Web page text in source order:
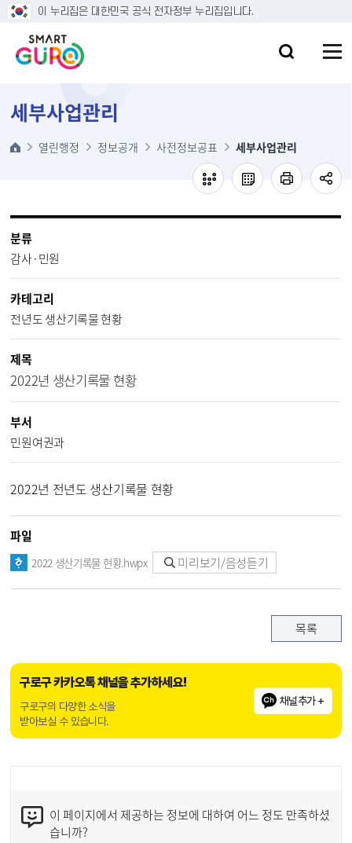
본문 바로가기
이 누리집은 대한민국 공식 전자정부 누리집입니다.
세부사업관리
열린행정 정보공개 사전정보공표 세부사업관리
분류
감사·민원
카테고리
전년도 생산기록물 현황
제목
2022년 생산기록물 현황
부서
민원여권과
2022년 전년도 생산기록물 현황
파일
2022 생산기록물 현황.hwpx 미리보기/음성듣기
목록
구로구 카카오톡 채널을 추가하세요!
구로구의 다양한 소식을
받아보실 수 있습니다.
채널추가 +
이 페이지에서 제공하는 정보에 대하여 어느 정도 만족하셨
습니까?